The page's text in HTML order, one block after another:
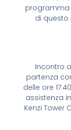
programma
di questo
Incontro
partenza
delle ore
assistenza
Kenzi Tower